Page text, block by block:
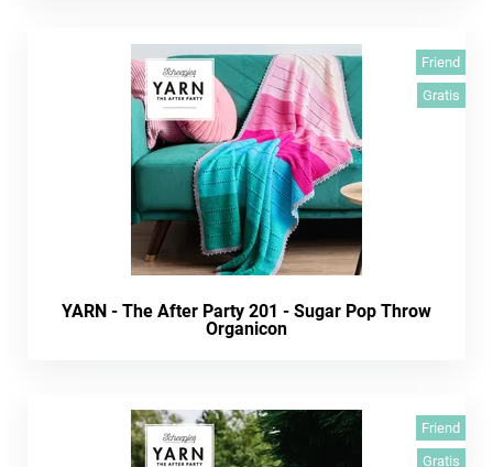
Friend
Gratis
YARN - The After Party 201 - Sugar Pop Throw
Organicon
Friend
Gratis